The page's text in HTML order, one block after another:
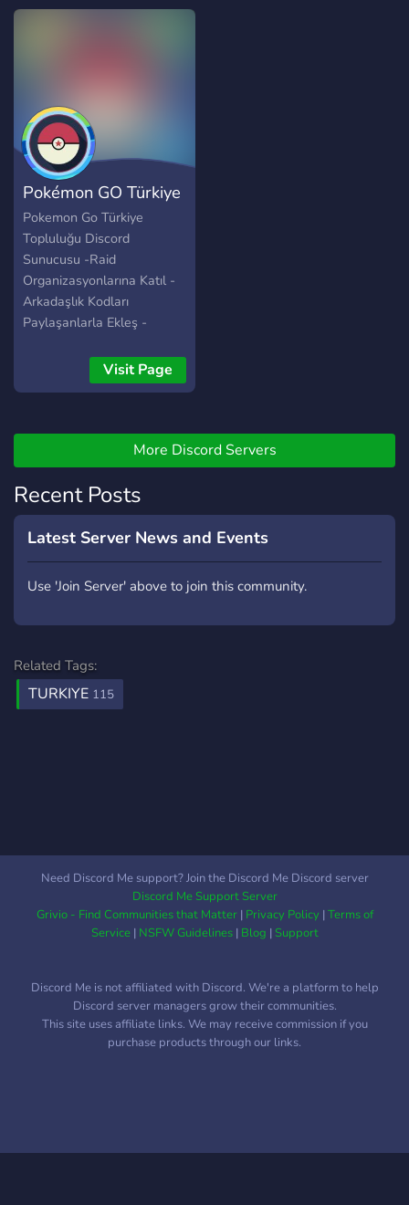
Pokémon GO Türkiye
Pokemon Go Türkiye
Topluluğu Discord
Sunucusu -Raid
Organizasyonlarına Katıl -
Arkadaşlık Kodları
Paylaşanlarla Ekleş -
Etkinliklerden Haberdar Ol
-Discord Özel Etkinliklerle
Kanalımıza Göz At -
Wayfarer Pokestop
İstekleri İçin Yardımlaş
Hepsi ve daha fazlası için
discord.gg/qwvujYJXge
Visit Page
More Discord Servers
Recent Posts
Latest Server News and Events
Use 'Join Server' above to join this community.
Related Tags:
TURKIYE 115
Need Discord Me support? Join the Discord Me Discord server
Discord Me Support Server
Grivio - Find Communities that Matter| Privacy Policy|Terms of
Service| NSFW Guidelines| Blog |Support
Discord Me is not affiliated with Discord. We're a platform to help
Discord server managers grow their communities.
This site uses affiliate links. We may receive commission if you
purchase products through our links.